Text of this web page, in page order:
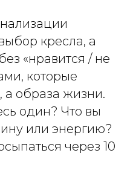
кресла, а
«нравится / не
которые
а образа жизни.
один? Что вы
или энергию?
через 10